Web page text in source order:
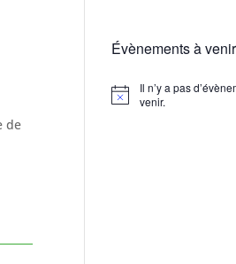
de
Évènements à venir
Notice
Il n’y a pas
venir.